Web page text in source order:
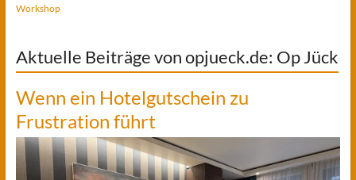
Workshop
Aktuelle Beiträge von opjueck.de: Op Jück
Wenn ein Hotelgutschein zu
Frustration führt